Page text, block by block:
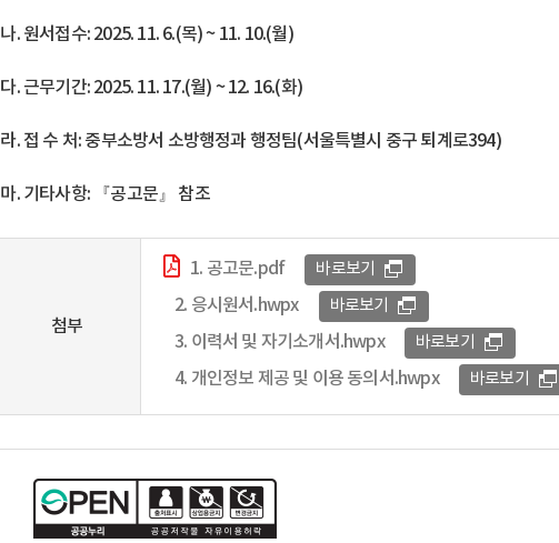
나. 원서접수: 2025. 11. 6.(목) ~ 11. 10.(월)
다. 근무기간: 2025. 11. 17.(월) ~ 12. 16.(화)
라. 접 수 처: 중부소방서 소방행정과 행정팀(서울특별시 중구 퇴계로394)
마. 기타사항: 『공고문』 참조
첨부
1. 공고문.pdf 바로보기
2. 응시원서.hwpx 바로보기
3. 이력서 및 자기소개서.hwpx 바로보기
4. 개인정보 제공 및 이용 동의서.hwpx 바로보기